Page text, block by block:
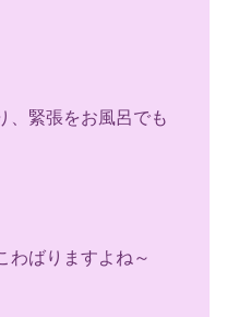
、緊張をお風呂でも
わばりますよね～